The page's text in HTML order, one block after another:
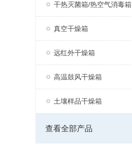
干热灭菌箱/热空气消毒箱
真空干燥箱
远红外干燥箱
高温鼓风干燥箱
土壤样品干燥箱
查看全部产品